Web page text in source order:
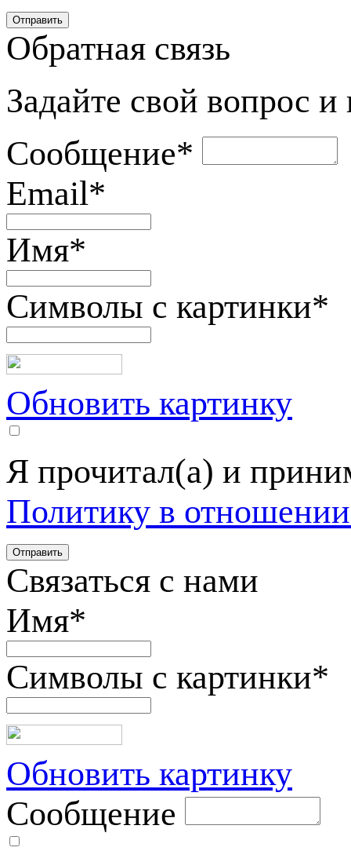
Обратная связь
Задайте свой вопрос
Сообщение*
Email*
Имя*
Символы с картинки*
Обновить картинку
Я прочитал(а) и
Политику в
Связаться с нами
Имя*
Символы с картинки*
Обновить картинку
Сообщение